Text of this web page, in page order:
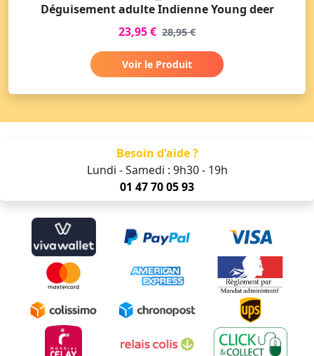
Déguisement adulte Indienne Young deer
23,95 € 28,95 €
Voir le Produit
Besoin d'aide ?
Lundi - Samedi : 9h30 - 19h
01 47 70 05 93